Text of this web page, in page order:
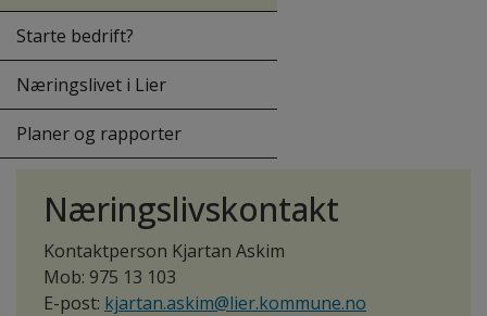
Starte bedrift?
Næringslivet i Lier
Planer og rapporter
Næringslivskontakt
Kontaktperson Kjartan Askim
Mob: 975 13 103
E-post: kjartan.askim@lier.kommune.no